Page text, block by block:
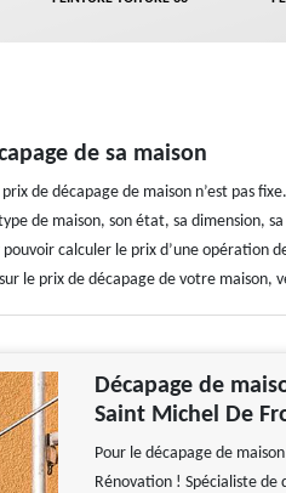
de sa maison
de décapage de maison n’est pas
de maison, son état, sa dimension,
calculer le prix d’une opération
le prix de décapage de votre maison,
Décapage de
Saint Michel De
Pour le décapage de
Rénovation ! Spécialiste de